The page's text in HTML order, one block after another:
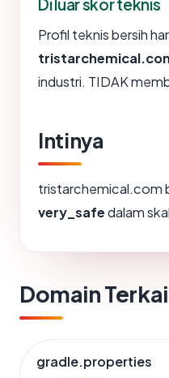
Di luar skor teknis
Profil teknis bersih
industri. TIDAK
Intinya
tristarchemical.com
very_safedalam
Domain
gradle.properties